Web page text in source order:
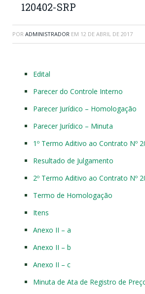
120402-SRP
POR ADMINISTRADOR EM 12 DE ABRIL DE 2017
Edital
Parecer do Controle Interno
Parecer Jurídico – Homologação
Parecer Jurídico – Minuta
1º Termo Aditivo ao Contrato Nº
Resultado de Julgamento
2º Termo Aditivo ao Contrato Nº
Termo de Homologação
Itens
Anexo II – a
Anexo II – b
Anexo II – c
Minuta de Ata de Registro de